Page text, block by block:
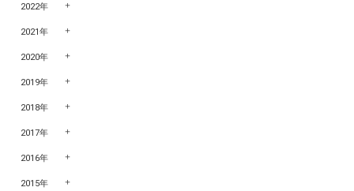
2022年
2021年
2020年
2019年
2018年
2017年
2016年
2015年